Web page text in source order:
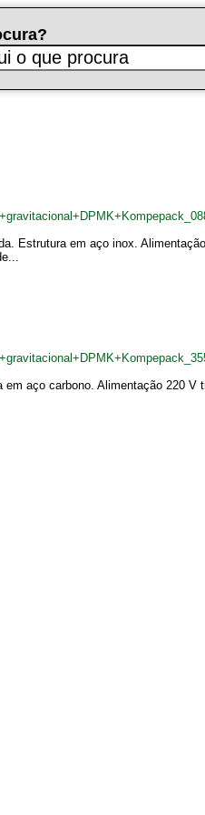
Estrutura em aço inox.
aço carbono. Alimentação 220